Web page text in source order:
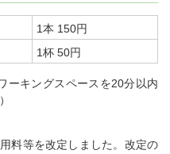
1本 150円
1杯 50円
ーキングスペースを20分以内
料等を改定しました。改定の